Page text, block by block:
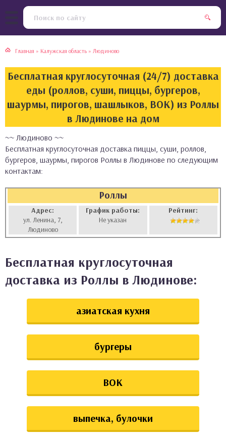
Главная » Калужская область » Людиново
Бесплатная круглосуточная (24/7) доставка
еды (роллов, суши, пиццы, бургеров,
шаурмы, пирогов, шашлыков, ВОК) из Роллы
в Людинове на дом
~~ Людиново ~~
Бесплатная круглосуточная доставка пиццы, суши, роллов,
бургеров, шаурмы, пирогов Роллы в Людинове по следующим
контактам:
Роллы
Адрес:
ул. Ленина, 7,
Людиново
График работы:
Не указан
Рейтинг:
Бесплатная круглосуточная
доставка из Роллы в Людинове:
азиатская кухня
бургеры
ВОК
выпечка, булочки
кухня
кухня
кухня
кухня
булочки